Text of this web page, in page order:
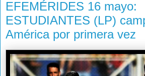
EFEMÉRIDES 16 mayo:
ESTUDIANTES (LP)
América por primera vez